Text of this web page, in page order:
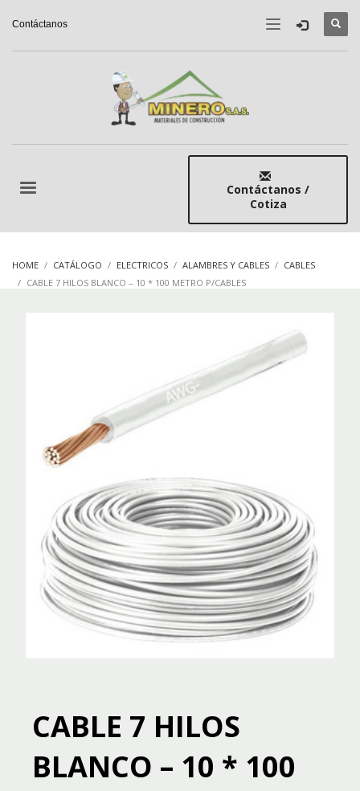
Contáctanos
Contáctanos /
Cotiza
HOME CATÁLOGO ELECTRICOS ALAMBRES Y CABLES
CABLES
CABLE 7 HILOS BLANCO – 10 * 100 METRO P/CABLES
CABLE 7 HILOS
BLANCO – 10 * 100